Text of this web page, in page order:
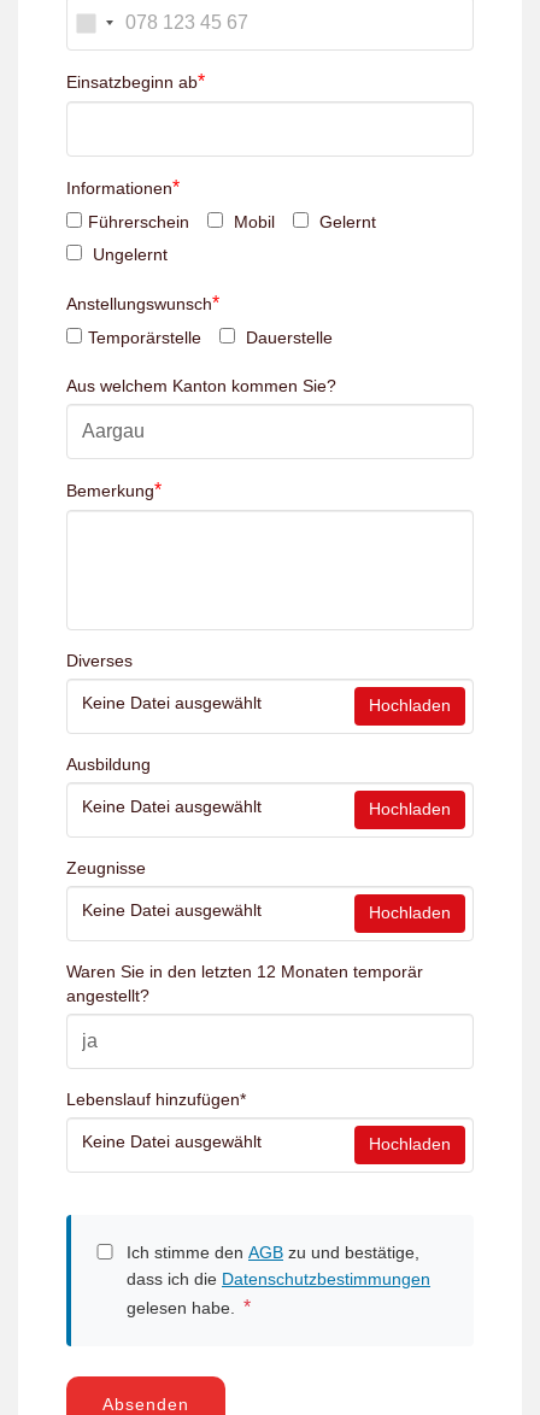
Einsatzbeginn ab*
Informationen*
Führerschein Mobil
Gelernt
Ungelernt
Anstellungswunsch*
Temporärstelle Dauerstelle
Aus welchem Kanton kommen Sie?
Bemerkung*
Diverses
Keine Datei ausgewählt Hochladen
Ausbildung
Keine Datei ausgewählt Hochladen
Zeugnisse
Keine Datei ausgewählt Hochladen
Waren Sie in den letzten 12 Monaten temporär
angestellt?
Lebenslauf hinzufügen*
Keine Datei ausgewählt Hochladen
Ich stimme den AGB zu und bestätige,
dass ich die Datenschutzbestimmungen
gelesen habe.
*
Absenden